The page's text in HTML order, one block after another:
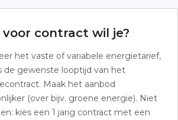
contract wil je?
het vaste of variabele energietarief,
de gewenste looptijd van het
Maak het aanbod
(over bijv. groene energie). Niet
kies een 1 jarig contract met een